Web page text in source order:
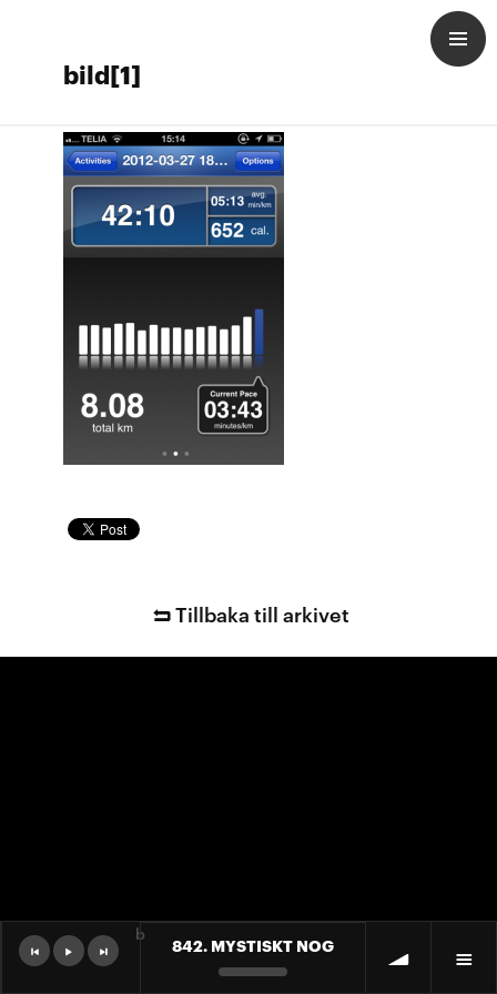
bild[1]
Tillbaka till arkivet
842. MYSTISKT NOG
b